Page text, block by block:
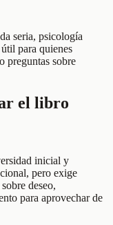
seria, psicología
para quienes
preguntas sobre
el libro
inicial y
pero exige
deseo,
para aprovechar de